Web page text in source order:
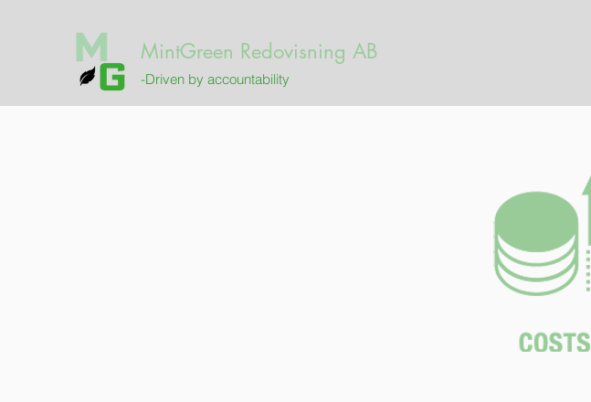
MintGreen Redovisning AB
-Driven by accountability